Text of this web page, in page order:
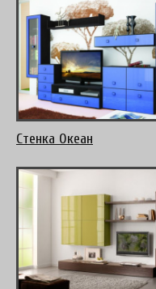
Стенка Океан